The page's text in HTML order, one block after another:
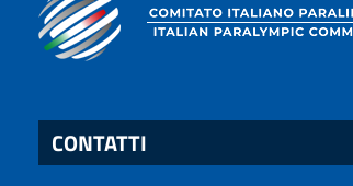
CONTATTI